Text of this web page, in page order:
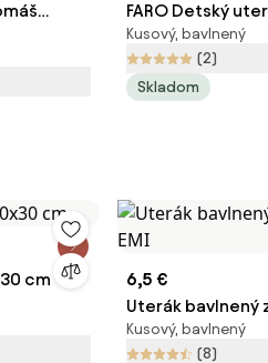
FARO Detský
30x30 cm
Kusový, bavlnený
(2)
Skladom
cm
6,5 €
Uterák bavlnený
EMI
Kusový, bavlnený
(8)